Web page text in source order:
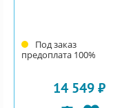
Под заказ
предоплата 100%
14 549 ₽